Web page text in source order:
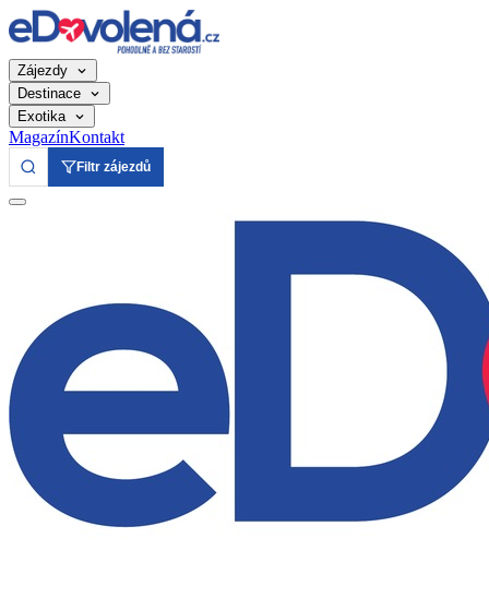
Zájezdy
Destinace
Exotika
MagazínKontakt
Filtr zájezdů